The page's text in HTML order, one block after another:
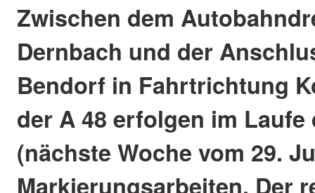
Zwischen dem
Dernbach und der
Bendorf in Fahrtrichtung
der A 48 erfolgen im Laufe
(nächste Woche vom 29.
Markierungsarbeiten. Der